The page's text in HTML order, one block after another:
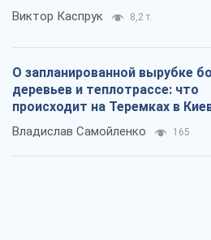
Виктор Каспрук 8,2 т.
О запланированной вырубке
деревьев и теплотрассе: что
происходит на Теремках в
Владислав Самойленко 165